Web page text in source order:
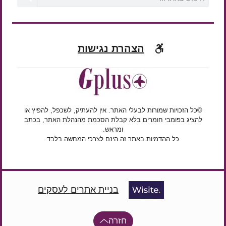
הצהרת נגישות
©כל הזכויות שמורות לבעלי האתר. אין להעתיק, לשכפל, להפיץ או
להציג בפומבי חומרים בלא קבלת הסכמת מהנהלת האתר, בכתב
ומראש.
כל ההדמיות באתר זה הינם לצרכי המחשה בלבד
בניית אתרים לעסקים
חזרה